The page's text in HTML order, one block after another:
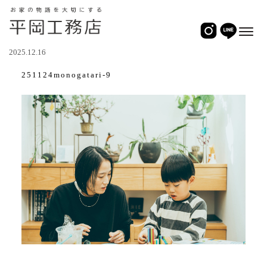
2025.12.16
251124monogatari-9